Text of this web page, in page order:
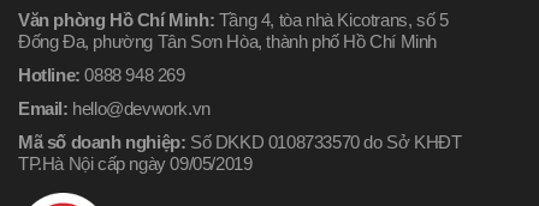
Văn phòng Hồ Chí Minh: Tầng 4, tòa nhà Kicotrans, số 5
Đống Đa, phường Tân Sơn Hòa, thành phố Hồ Chí Minh
Hotline: 0888 948 269
Email: hello@devwork.vn
Mã số doanh nghiệp: Số DKKD 0108733570 do Sở KHĐT
TP.Hà Nội cấp ngày 09/05/2019